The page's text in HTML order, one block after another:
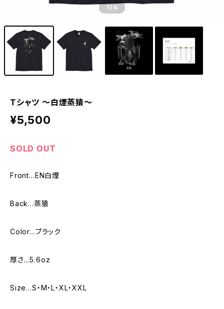
1/4
Tシャツ 〜白煙蒸猿〜
¥5,500
SOLD OUT
Front…EN白煙
Back…蒸猿
Color…ブラック
厚さ…5.6oz
Size…S・M・L・XL・XXL